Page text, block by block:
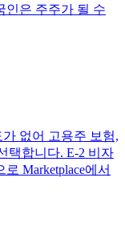
인은 주주가 될 수
없어 고용주 보험,
택합니다. E-2 비자
Marketplace에서